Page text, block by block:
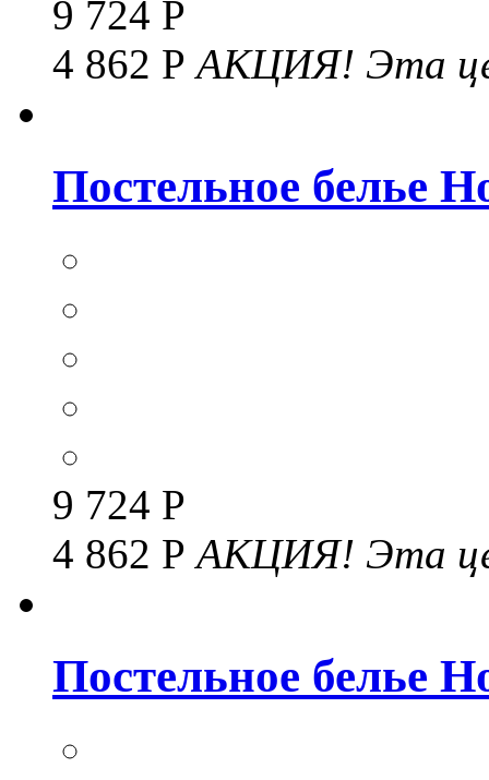
9 724 Р
4 862 РАКЦИЯ! Эта
Постельное белье
9 724 Р
4 862 РАКЦИЯ! Эта
Постельное белье